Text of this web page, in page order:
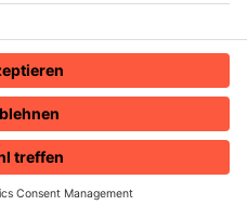
RADIOS MENÜ